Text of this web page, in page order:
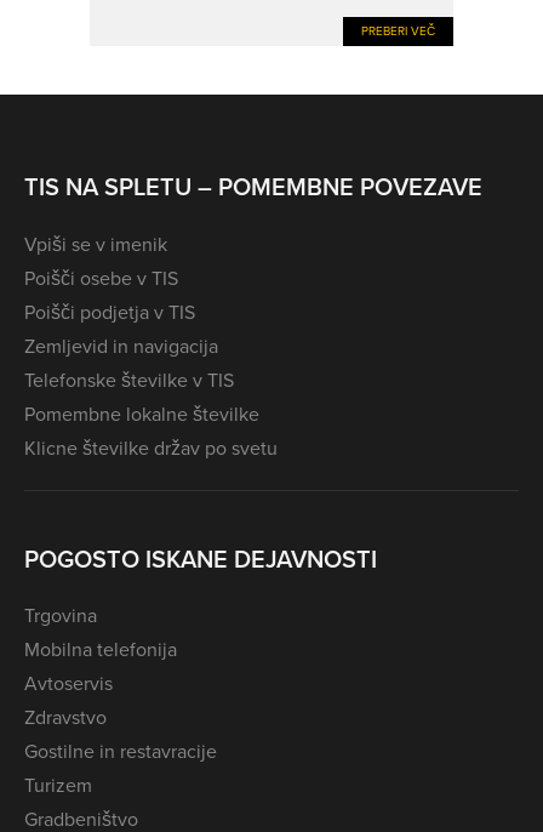
PREBERI VEČ
TIS NA SPLETU – POMEMBNE POVEZAVE
Vpiši se v imenik
Poišči osebe v TIS
Poišči podjetja v TIS
Zemljevid in navigacija
Telefonske številke v TIS
Pomembne lokalne številke
Klicne številke držav po svetu
POGOSTO ISKANE DEJAVNOSTI
Trgovina
Mobilna telefonija
Avtoservis
Zdravstvo
Gostilne in restavracije
Turizem
Gradbeništvo